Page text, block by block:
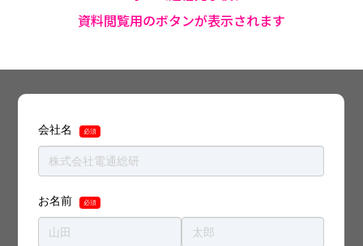
資料閲覧用のボタンが表示されます